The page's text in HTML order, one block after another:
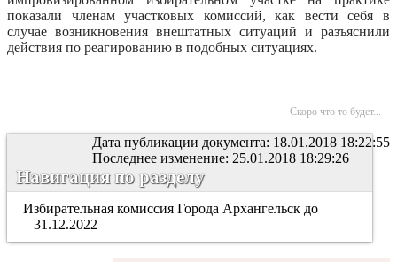
показали членам участковых комиссий, как вести себя в
случае возникновения внештатных ситуаций и разъяснили
действия по реагированию в подобных ситуациях.
Скоро что то будет...
Дата публикации документа: 18.01.2018 18:22:55
Последнее изменение: 25.01.2018 18:29:26
Навигация по разделу
Избирательная комиссия Города Архангельск до
31.12.2022